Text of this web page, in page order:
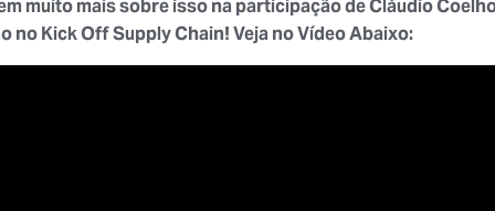
muito mais sobre isso na participação de Cláudio
no Kick Off Supply Chain! Veja no Vídeo Abaixo: